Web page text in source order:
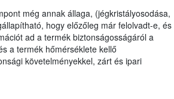
még annak állaga, (jégkristályosodása,
hogy előzőleg már felolvadt-e, és
ad a termék biztonságosságáról a
a termék hőmérséklete kellő
követelményekkel, zárt és ipari